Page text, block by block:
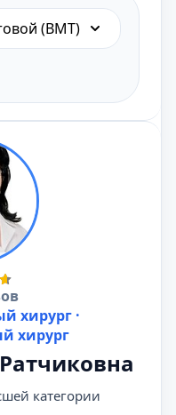
(ВМТ)
хирург ·
хирург
категории